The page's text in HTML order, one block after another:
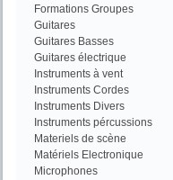
Formations Groupes
Guitares
Guitares Basses
Guitares électrique
Instruments à vent
Instruments Cordes
Instruments Divers
Instruments pércussions
Materiels de scène
Matériels Electronique
Microphones